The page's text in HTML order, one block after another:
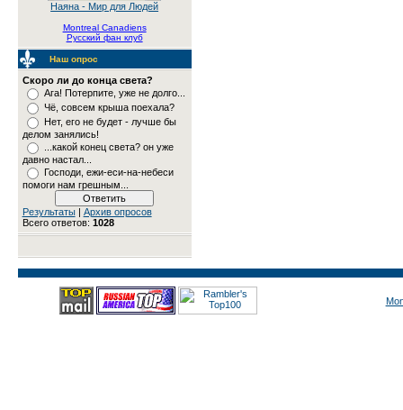
Наяна - Мир для Людей
Montreal Canadiens
Русский фан клуб
Наш опрос
Скоро ли до конца света?
Ага! Потерпите, уже не долго...
Чё, совсем крыша поехала?
Нет, его не будет - лучше бы
делом занялись!
...какой конец света? он уже
давно настал...
Господи, ежи-еси-на-небеси
помоги нам грешным...
Результаты| Архив опросов
Всего ответов: 1028